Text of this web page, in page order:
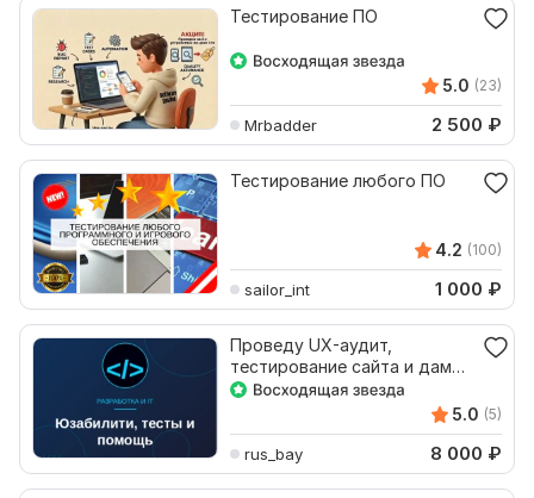
Тестирование ПО
5.0 (23)
Mrbadder 2 500 ₽
Тестирование любого ПО
4.2 (100)
sailor_int 1 000 ₽
Проведу UX-аудит,
тестирование сайта и дам
рекомендации по
5.0 (5)
rus_bay 8 000 ₽